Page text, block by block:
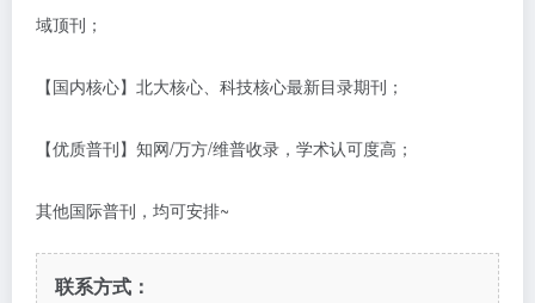
域顶刊；
【国内核心】北大核心、科技核心最新目录期刊；
【优质普刊】知网/万方/维普收录，学术认可度高；
其他国际普刊，均可安排~
联系方式：